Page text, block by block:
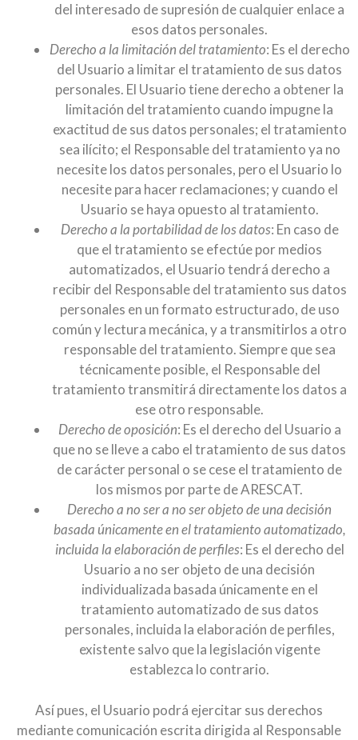
del interesado de supresión de cualquier enlace a
esos datos personales.
Derecho a la limitación del tratamiento: Es el derecho
del Usuario a limitar el tratamiento de sus datos
personales. El Usuario tiene derecho a obtener la
limitación del tratamiento cuando impugne la
exactitud de sus datos personales; el tratamiento
sea ilícito; el Responsable del tratamiento ya no
necesite los datos personales, pero el Usuario lo
necesite para hacer reclamaciones; y cuando el
Usuario se haya opuesto al tratamiento.
Derecho a la portabilidad de los datos: En caso de
que el tratamiento se efectúe por medios
automatizados, el Usuario tendrá derecho a
recibir del Responsable del tratamiento sus datos
personales en un formato estructurado, de uso
común y lectura mecánica, y a transmitirlos a otro
responsable del tratamiento. Siempre que sea
técnicamente posible, el Responsable del
tratamiento transmitirá directamente los datos a
ese otro responsable.
Derecho de oposición: Es el derecho del Usuario a
que no se lleve a cabo el tratamiento de sus datos
de carácter personal o se cese el tratamiento de
los mismos por parte de ARESCAT.
Derecho a no ser a no ser objeto de una decisión
basada únicamente en el tratamiento automatizado,
incluida la elaboración de perfiles: Es el derecho del
Usuario a no ser objeto de una decisión
individualizada basada únicamente en el
tratamiento automatizado de sus datos
personales, incluida la elaboración de perfiles,
existente salvo que la legislación vigente
establezca lo contrario.
Así pues, el Usuario podrá ejercitar sus derechos
mediante comunicación escrita dirigida al Responsable